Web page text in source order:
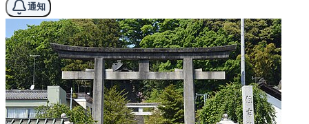
通知